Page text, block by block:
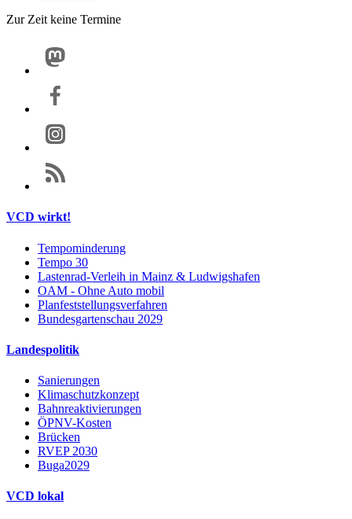
Zur Zeit keine Termine
VCD wirkt!
Tempominderung
Tempo 30
Lastenrad-Verleih in Mainz & Ludwigshafen
OAM - Ohne Auto mobil
Planfeststellungsverfahren
Bundesgartenschau 2029
Landespolitik
Sanierungen
Klimaschutzkonzept
Bahnreaktivierungen
ÖPNV-Kosten
Brücken
RVEP 2030
Buga2029
VCD lokal